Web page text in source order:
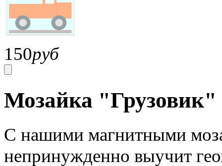
150руб
Мозайка
С нашими магнитными
непринужденно выучит